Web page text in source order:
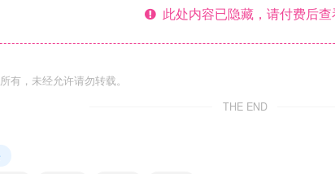
此处内容已隐藏，请付费后
有，未经允许请勿转载。
THE END